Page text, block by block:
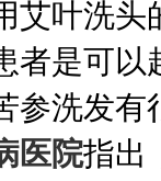
艾叶洗
者是可
参洗发
医院指出